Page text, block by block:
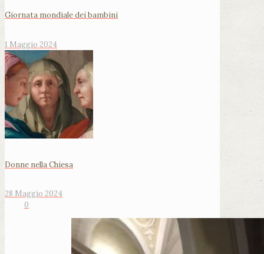
Giornata mondiale dei bambini
1 Maggio 2024
Donne nella Chiesa
28 Maggio 2024
0